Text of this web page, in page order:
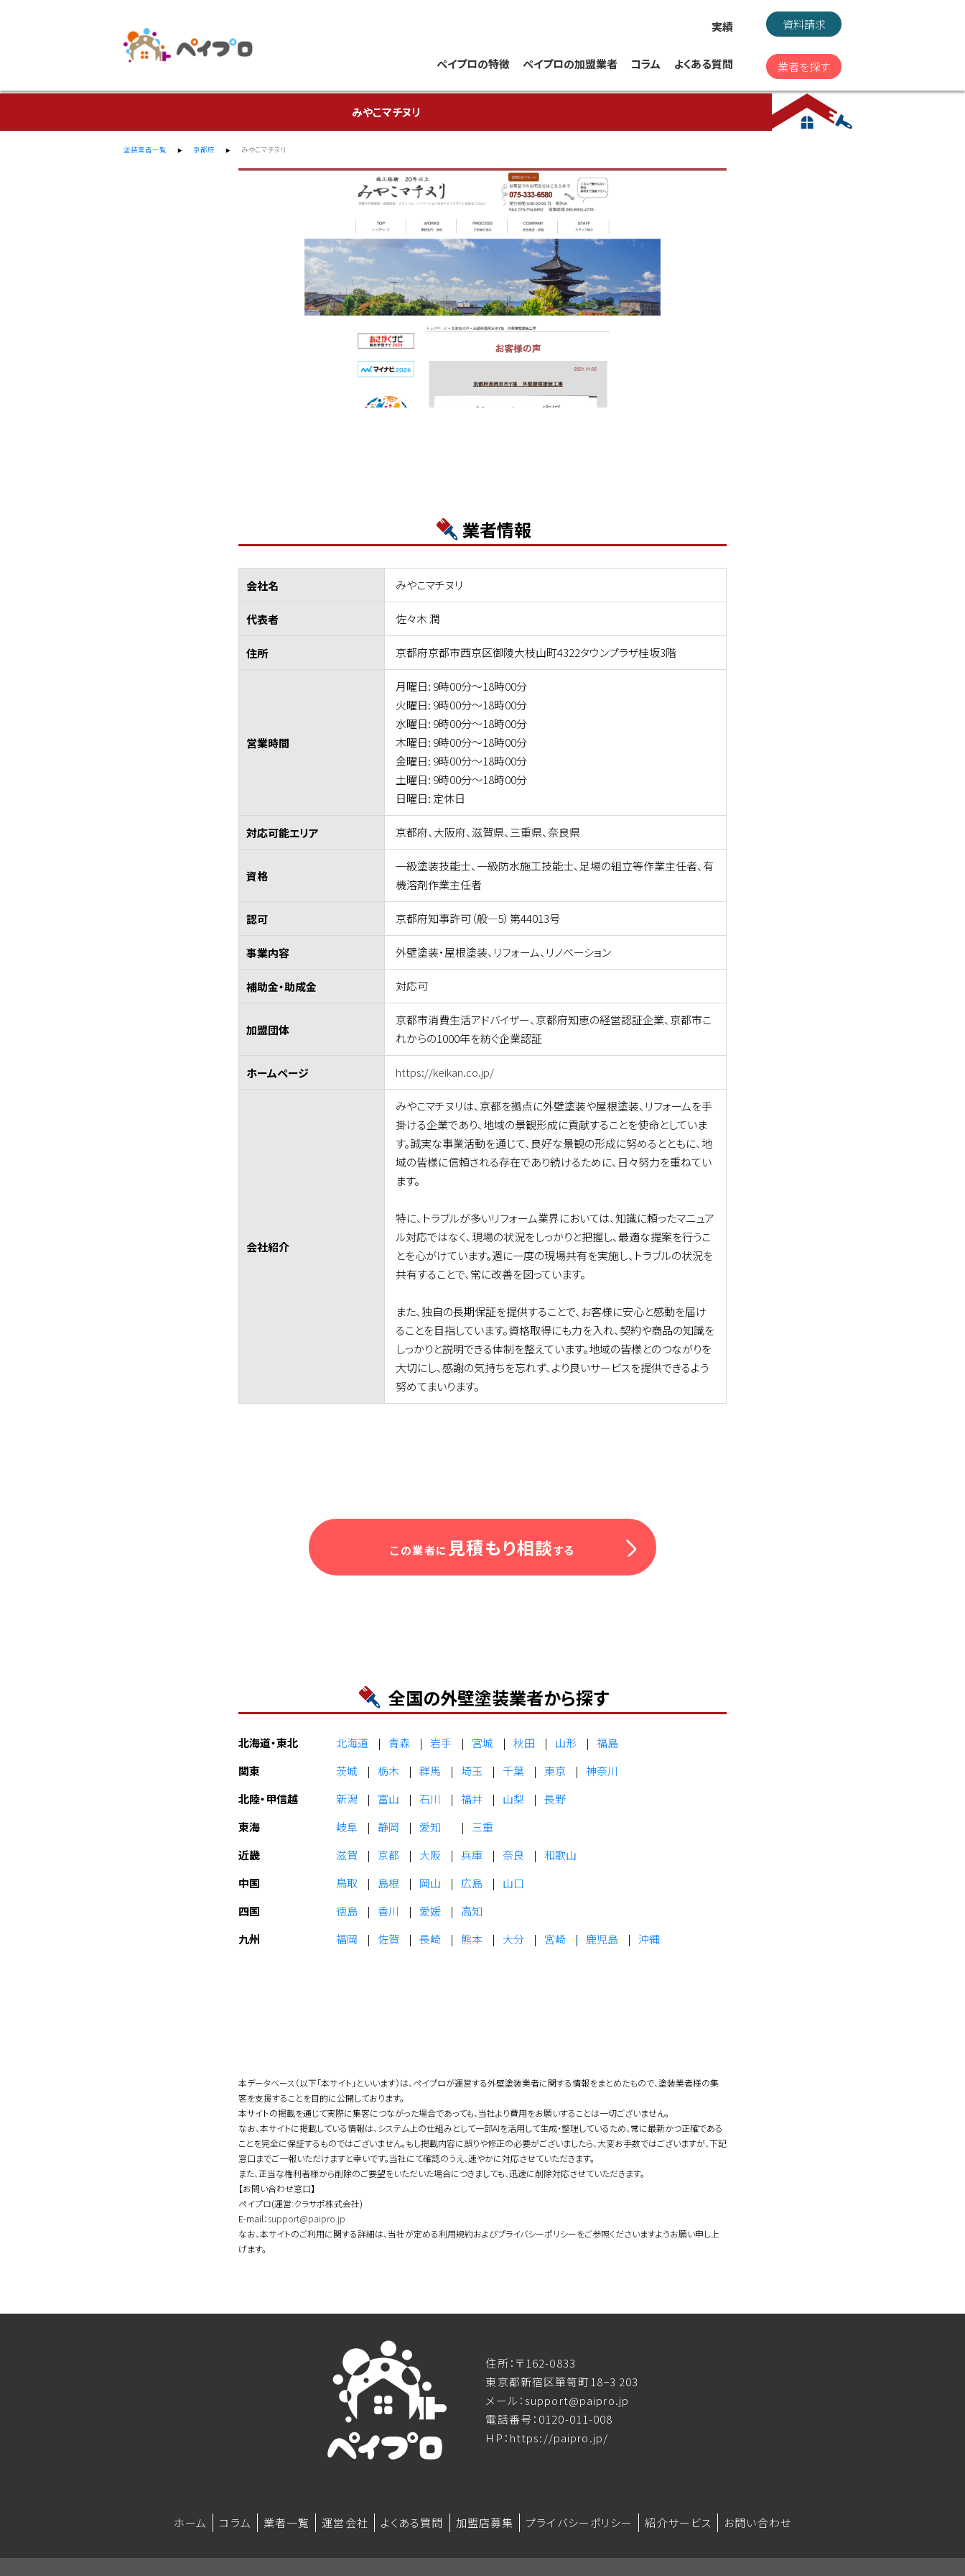
実績
ペイプロの特徴 ペイプロの加盟業者 コラム よくある質問
資料請求
業者を探す
みやこマチヌリ
塗装業者一覧 京都府 みやこマチヌリ
業者情報
会社名 みやこマチヌリ
代表者 佐々木 潤
住所 京都府京都市西京区御陵大枝山町4322タウンプラザ桂坂3階
営業時間
月曜日: 9時00分～18時00分
火曜日: 9時00分～18時00分
水曜日: 9時00分～18時00分
木曜日: 9時00分～18時00分
金曜日: 9時00分～18時00分
土曜日: 9時00分～18時00分
日曜日: 定休日
対応可能エリア 京都府、大阪府、滋賀県、三重県、奈良県
資格
一級塗装技能士、一級防水施工技能士、足場の組立等作業主任者、有
機溶剤作業主任者
認可 京都府知事許可（般―5）第44013号
事業内容 外壁塗装・屋根塗装、リフォーム、リノベーション
補助金・助成金 対応可
加盟団体
京都市消費生活アドバイザー、京都府知恵の経営認証企業、京都市こ
れからの1000年を紡ぐ企業認証
ホームページ https://keikan.co.jp/
会社紹介
みやこマチヌリは、京都を拠点に外壁塗装や屋根塗装、リフォームを手
掛ける企業であり、地域の景観形成に貢献することを使命としていま
す。誠実な事業活動を通じて、良好な景観の形成に努めるとともに、地
域の皆様に信頼される存在であり続けるために、日々努力を重ねてい
ます。
特に、トラブルが多いリフォーム業界においては、知識に頼ったマニュア
ル対応ではなく、現場の状況をしっかりと把握し、最適な提案を行うこ
とを心がけています。週に一度の現場共有を実施し、トラブルの状況を
共有することで、常に改善を図っています。
また、独自の長期保証を提供することで、お客様に安心と感動を届け
ることを目指しています。資格取得にも力を入れ、契約や商品の知識を
しっかりと説明できる体制を整えています。地域の皆様とのつながりを
大切にし、感謝の気持ちを忘れず、より良いサービスを提供できるよう
努めてまいります。
この業者に 見積もり相談する
全国の外壁塗装業者から探す
北海道・東北 北海道 青森 岩手 宮城 秋田 山形
福島
関東
茨城 栃木 群馬 埼玉 千葉 東京
神奈川
北陸・甲信越
新潟 富山 石川 福井 山梨
長野
東海
岐阜 静岡 愛知
三重
近畿
滋賀 京都 大阪 兵庫 奈良
和歌山
中国
鳥取 島根 岡山 広島
山口
四国
徳島 香川 愛媛
高知
九州
福岡 佐賀 長崎 熊本 大分 宮崎 鹿児島 沖縄
本データベース（以下「本サイト」といいます）は、ペイプロが運営する外壁塗装業者に関する情報をまとめたもので、塗装業者様の集
客を支援することを目的に公開しております。
本サイトの掲載を通じて実際に集客につながった場合であっても、当社より費用をお願いすることは一切ございません。
なお、本サイトに掲載している情報は、システム上の仕組みとして一部AIを活用して生成・整理しているため、常に最新かつ正確である
ことを完全に保証するものではございません。もし掲載内容に誤りや修正の必要がございましたら、大変お手数ではございますが、下記
窓口までご一報いただけますと幸いです。当社にて確認のうえ、速やかに対応させていただきます。
また、正当な権利者様から削除のご要望をいただいた場合につきましても、迅速に削除対応させていただきます。
【お問い合わせ窓口】
ペイプロ(運営:クラサポ株式会社)
E-mail：support@paipro.jp
なお、本サイトのご利用に関する詳細は、当社が定める利用規約およびプライバシーポリシーをご参照くださいますようお願い申し上
げます。
住所：〒162-0833
東京都新宿区箪笥町18−3 203
メール：support@paipro.jp
電話番号：0120-011-008
HP：https://paipro.jp/
ホーム コラム 業者一覧 運営会社 よくある質問 加盟店募集 プライバシーポリシー 紹介サービス お問い合わせ